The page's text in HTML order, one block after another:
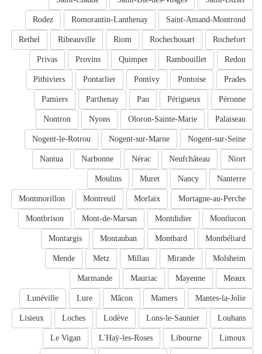
Saint-Amand-Montrond
Romorantin-Lanthenay
Rodez
Rochefort
Rochechouart
Riom
Ribeauville
Rethel
Redon
Rambouillet
Quimper
Provins
Privas
Prades
Pontoise
Pontivy
Pontarlier
Pithiviers
Péronne
Périgueux
Pau
Parthenay
Pamiers
Palaiseau
Oloron-Sainte-Marie
Nyons
Nontron
Nogent-sur-Seine
Nogent-sur-Marne
Nogent-le-Rotrou
Niort
Neufchâteau
Nérac
Narbonne
Nantua
Nanterre
Nancy
Muret
Moulins
Mortagne-au-Perche
Morlaix
Montreuil
Montmorillon
Montlucon
Montdidier
Mont-de-Marsan
Montbrison
Montbéliard
Montbard
Montauban
Montargis
Molsheim
Mirande
Millau
Metz
Mende
Meaux
Mayenne
Mauriac
Marmande
Mantes-la-Jolie
Mamers
Mâcon
Lure
Lunéville
Louhans
Lons-le-Saunier
Lodève
Loches
Lisieux
Limoux
Libourne
L'Haÿ-les-Roses
Le Vigan